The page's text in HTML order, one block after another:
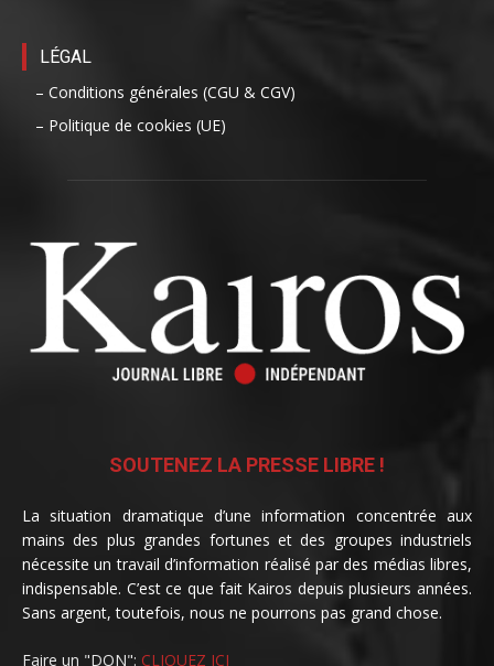
LÉGAL
– Conditions générales (CGU & CGV)
– Politique de cookies (UE)
SOUTENEZ LA PRESSE LIBRE !
La situation dramatique d’une information concentrée aux
mains des plus grandes fortunes et des groupes industriels
nécessite un travail d’information réalisé par des médias libres,
indispensable. C’est ce que fait Kairos depuis plusieurs années.
Sans argent, toutefois, nous ne pourrons pas grand chose.
Faire un "DON": CLIQUEZ ICI